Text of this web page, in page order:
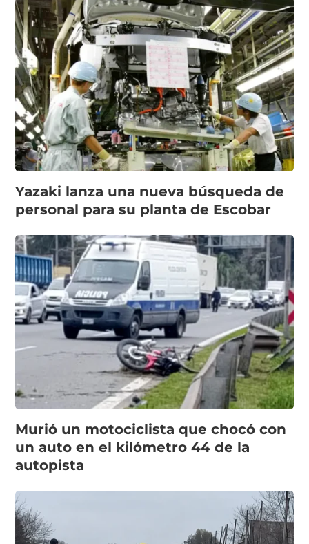
Yazaki lanza una nueva búsqueda de
personal para su planta de Escobar
Murió un motociclista que chocó con
un auto en el kilómetro 44 de la
autopista